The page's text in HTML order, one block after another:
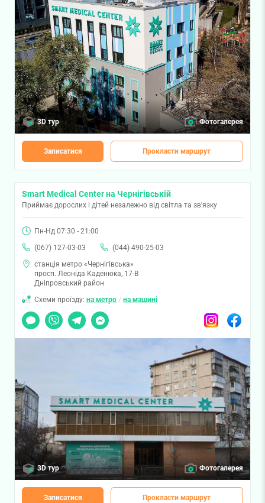
3D тур Фотогалерея
Записатися Прокласти маршрут
Smart Medical Center на Чернігівській
Приймає дорослих і дітей незалежно від світла та зв'язку
Пн-Нд 07:30 - 21:00
(067) 127-03-03
(044) 490-25-03
станція метро «Чернігівська»
просп. Леоніда Каденюка, 17-В
Дніпровський район
Схеми проїзду: на метро / на машині
Чат
Viber TelegramMessenger InstagramFacebook
3D тур Фотогалерея
Записатися Прокласти маршрут